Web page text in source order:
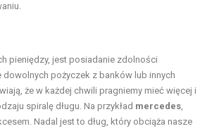
pieniędzy, jest posiadanie zdolności
pożyczek z banków lub innych
że w każdej chwili pragniemy mieć więcej i
spiralę długu. Na przykład mercedes,
Nadal jest to dług, który obciąża nasze